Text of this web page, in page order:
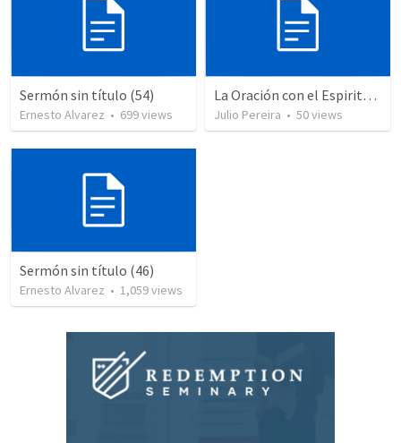
Sermón sin título (54)
Ernesto Alvarez • 699views
La Oración con el Espiritu Santo y el Entendimiento
Julio Pereira • 50views
Sermón sin título (46)
Ernesto Alvarez • 1,059views